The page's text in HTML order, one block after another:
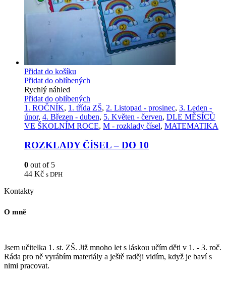
Přidat do košíku
Přidat do oblíbených
Rychlý náhled
Přidat do oblíbených
1. ROČNÍK, 1. třída ZŠ, 2. Listopad - prosinec, 3. Leden -
únor, 4. Březen - duben, 5. Květen - červen, DLE MĚSÍCŮ
VE ŠKOLNÍM ROCE, M - rozklady čísel, MATEMATIKA
ROZKLADY ČÍSEL – DO 10
0 out of 5
44 Kč s DPH
Kontakty
O mně
Jsem učitelka 1. st. ZŠ. Již mnoho let s láskou učím děti v 1. - 3. roč.
Ráda pro ně vyrábím materiály a ještě raději vidím, když je baví s
nimi pracovat.